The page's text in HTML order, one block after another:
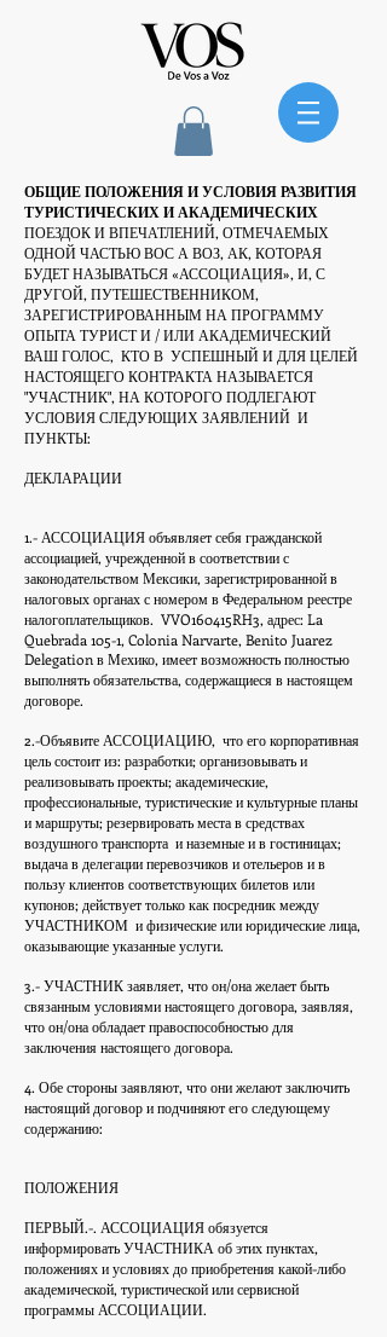
ОБЩИЕ ПОЛОЖЕНИЯ И УСЛОВИЯ РАЗВИТИЯ
ТУРИСТИЧЕСКИХ И АКАДЕМИЧЕСКИХ
ПОЕЗДОК И ВПЕЧАТЛЕНИЙ, ОТМЕЧАЕМЫХ
ОДНОЙ ЧАСТЬЮ ВОС А ВОЗ, АК, КОТОРАЯ
БУДЕТ НАЗЫВАТЬСЯ «АССОЦИАЦИЯ», И, С
ДРУГОЙ, ПУТЕШЕСТВЕННИКОМ,
ЗАРЕГИСТРИРОВАННЫМ НА ПРОГРАММУ
ОПЫТА ТУРИСТ И / ИЛИ АКАДЕМИЧЕСКИЙ
ВАШ ГОЛОС, КТО В УСПЕШНЫЙ И ДЛЯ ЦЕЛЕЙ
НАСТОЯЩЕГО КОНТРАКТА НАЗЫВАЕТСЯ
"УЧАСТНИК", НА КОТОРОГО ПОДЛЕГАЮТ
УСЛОВИЯ СЛЕДУЮЩИХ ЗАЯВЛЕНИЙ И
ПУНКТЫ:
ДЕКЛАРАЦИИ
1.- АССОЦИАЦИЯ объявляет себя гражданской
ассоциацией, учрежденной в соответствии с
законодательством Мексики, зарегистрированной в
налоговых органах с номером в Федеральном реестре
налогоплательщиков. VVO160415RH3, адрес: La
Quebrada 105-1, Colonia Narvarte, Benito Juarez
Delegation в Мехико, имеет возможность полностью
выполнять обязательства, содержащиеся в настоящем
договоре.
2.-Объявите АССОЦИАЦИЮ, что его корпоративная
цель состоит из: разработки; организовывать и
реализовывать проекты; академические,
профессиональные, туристические и культурные планы
и маршруты; резервировать места в средствах
воздушного транспорта и наземные и в гостиницах;
выдача в делегации перевозчиков и отельеров и в
пользу клиентов соответствующих билетов или
купонов; действует только как посредник между
УЧАСТНИКОМ и физические или юридические лица,
оказывающие указанные услуги.
3.- УЧАСТНИК заявляет, что он/она желает быть
связанным условиями настоящего договора, заявляя,
что он/она обладает правоспособностью для
заключения настоящего договора.
4. Обе стороны заявляют, что они желают заключить
настоящий договор и подчиняют его следующему
содержанию:
ПОЛОЖЕНИЯ
ПЕРВЫЙ.-. АССОЦИАЦИЯ обязуется
информировать УЧАСТНИКА об этих пунктах,
положениях и условиях до приобретения какой-либо
академической, туристической или сервисной
программы АССОЦИАЦИИ.